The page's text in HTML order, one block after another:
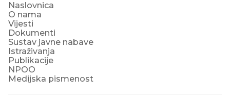
Naslovnica
O nama
Vijesti
Dokumenti
Sustav javne nabave
Istraživanja
Publikacije
NPOO
Medijska pismenost